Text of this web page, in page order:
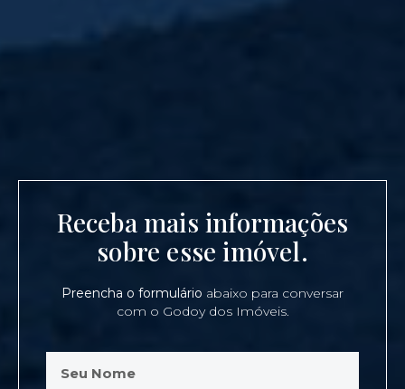
Receba mais informações
sobre esse imóvel.
Preencha o formulário abaixo para conversar
com o Godoy dos Imóveis.